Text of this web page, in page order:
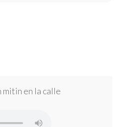
mitin en la calle